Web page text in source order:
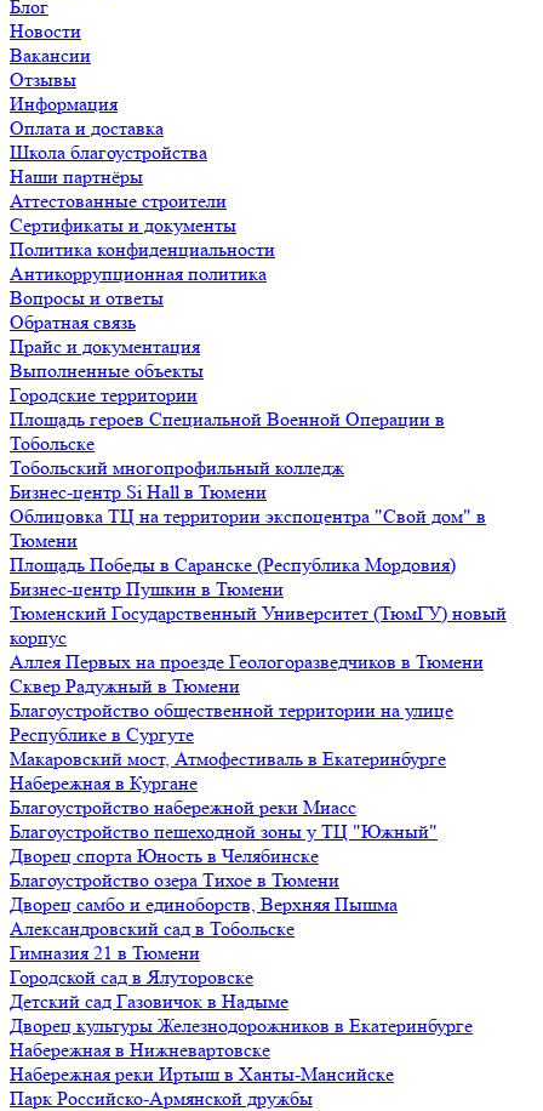
Блог
Новости
Вакансии
Отзывы
Информация
Оплата и доставка
Школа благоустройства
Наши партнёры
Аттестованные строители
Сертификаты и документы
Политика конфиденциальности
Антикоррупционная политика
Вопросы и ответы
Обратная связь
Прайс и документация
Выполненные объекты
Городские территории
Площадь героев Специальной Военной Операции в
Тобольске
Тобольский многопрофильный колледж
Бизнес-центр Si Hall в Тюмени
Облицовка ТЦ на территории экспоцентра "Свой дом" в
Тюмени
Площадь Победы в Саранске (Республика Мордовия)
Бизнес-центр Пушкин в Тюмени
Тюменский Государственный Университет (ТюмГУ) новый
корпус
Аллея Первых на проезде Геологоразведчиков в Тюмени
Сквер Радужный в Тюмени
Благоустройство общественной территории на улице
Республике в Сургуте
Макаровский мост, Атмофестиваль в Екатеринбурге
Набережная в Кургане
Благоустройство набережной реки Миасс
Благоустройство пешеходной зоны у ТЦ "Южный"
Дворец спорта Юность в Челябинске
Благоустройство озера Тихое в Тюмени
Дворец самбо и единоборств, Верхняя Пышма
Александровский сад в Тобольске
Гимназия 21 в Тюмени
Городской сад в Ялуторовске
Детский сад Газовичок в Надыме
Дворец культуры Железнодорожников в Екатеринбурге
Набережная в Нижневартовске
Набережная реки Иртыш в Ханты-Мансийске
Парк Российско-Армянской дружбы